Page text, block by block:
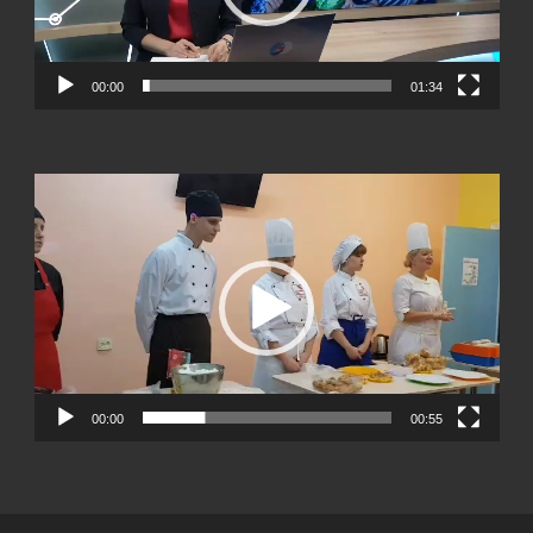
00:00 01:34
00:00 00:55